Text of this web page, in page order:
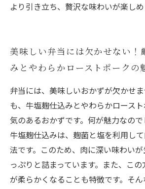
より引き立ち、贅沢な味わいが楽しめ
美味しい弁当には欠かせない！
みとやわらかローストポークの
弁当には、美味しいおかずが欠かせ
も、牛塩麹仕込みとやわらかロース
気のあるおかずです。何が魅力なので
牛塩麹仕込みは、麹菌と塩を利用し
法です。このため、肉に深い味わい
っぷりと詰まっています。また、こ
が柔らかくなることも特徴です。そ